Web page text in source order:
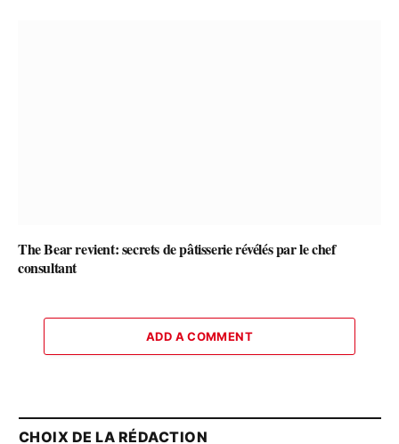
The Bear revient: secrets de pâtisserie révélés par le chef
consultant
ADD A COMMENT
CHOIX DE LA RÉDACTION